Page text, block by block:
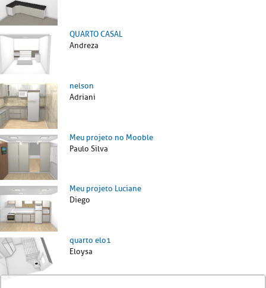
QUARTO CASAL
Andreza
nelson
Adriani
Meu projeto no Mooble
Paulo Silva
Meu projeto Luciane
Diego
quarto elo1
Eloysa